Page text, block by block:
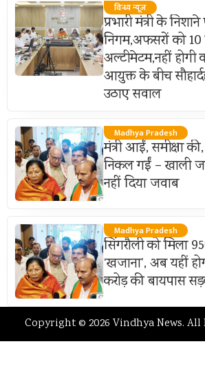
विन्ध्य न्यूज़
प्रभारी मंत्री के
निगम,अफसरों को 10
अल्टीमेटम,नहीं होगी
आयुक्त के बीच
उठाए सवाल
Madhya Pradesh
मंत्री आईं, समीक्षा
निकल गईं – खाली
नहीं दिया जवाब
Madhya Pradesh
सिंगरौली को मिला
‘खजाना’, अब यहीं
करोड़ की बायपास
Copyright © 2026 Vindhya News. All